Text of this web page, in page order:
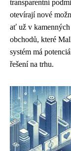
transparentní
otevírají nové
ať už v
obchodů, které
systém má
řešení na trhu.